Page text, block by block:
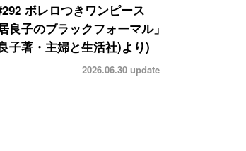
ボレロつきワンピース
良子のブラックフォーマル」
子著・主婦と生活社)より)
2026.06.30 update